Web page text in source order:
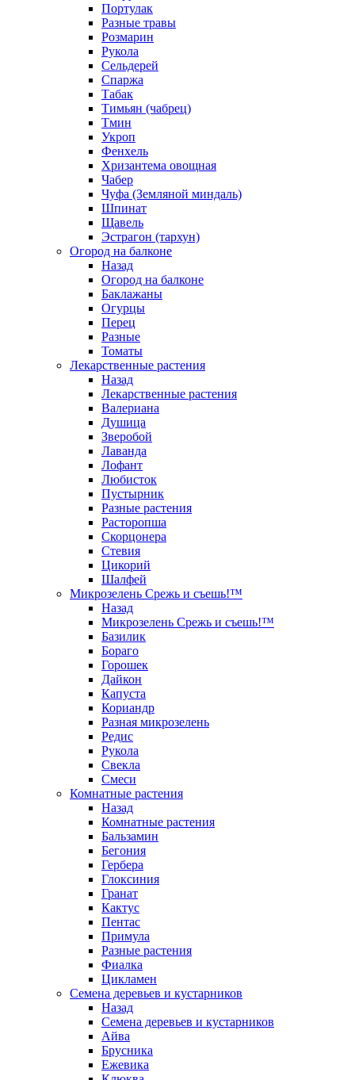
Портулак
Разные травы
Розмарин
Рукола
Сельдерей
Спаржа
Табак
Тимьян (чабрец)
Тмин
Укроп
Фенхель
Хризантема овощная
Чабер
Чуфа (Земляной миндаль)
Шпинат
Щавель
Эстрагон (тархун)
Огород на балконе
Назад
Огород на балконе
Баклажаны
Огурцы
Перец
Разные
Томаты
Лекарственные растения
Назад
Лекарственные растения
Валериана
Душица
Зверобой
Лаванда
Лофант
Любисток
Пустырник
Разные растения
Расторопша
Скорцонера
Стевия
Цикорий
Шалфей
Микрозелень Срежь и съешь!™
Назад
Микрозелень Срежь и съешь!™
Базилик
Бораго
Горошек
Дайкон
Капуста
Кориандр
Разная микрозелень
Редис
Рукола
Свекла
Смеси
Комнатные растения
Назад
Комнатные растения
Бальзамин
Бегония
Гербера
Глоксиния
Гранат
Кактус
Пентас
Примула
Разные растения
Фиалка
Цикламен
Семена деревьев и кустарников
Назад
Семена деревьев и кустарников
Айва
Брусника
Ежевика